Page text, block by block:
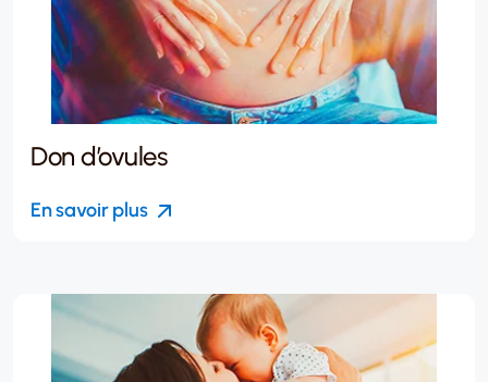
Don d’ovules
En savoir plus